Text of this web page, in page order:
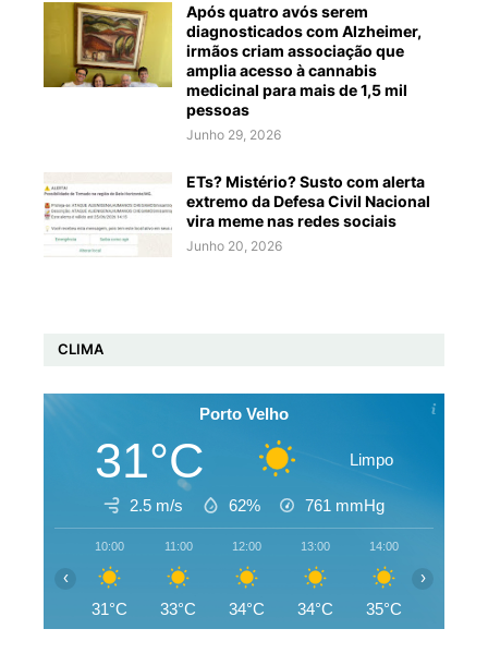
Após quatro avós serem
diagnosticados com Alzheimer,
irmãos criam associação que
amplia acesso à cannabis
medicinal para mais de 1,5 mil
pessoas
Junho 29, 2026
ETs? Mistério? Susto com alerta
extremo da Defesa Civil Nacional
vira meme nas redes sociais
Junho 20, 2026
CLIMA
Porto Velho
31°C Limpo
2.5 m/s 62% 761 mmHg
10:00
31°C
11:00
33°C
12:00
34°C
13:00
34°C
14:00
35°C
‹ ›